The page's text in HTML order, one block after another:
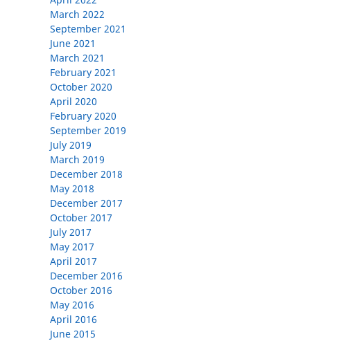
March 2022
September 2021
June 2021
March 2021
February 2021
October 2020
April 2020
February 2020
September 2019
July 2019
March 2019
December 2018
May 2018
December 2017
October 2017
July 2017
May 2017
April 2017
December 2016
October 2016
May 2016
April 2016
June 2015